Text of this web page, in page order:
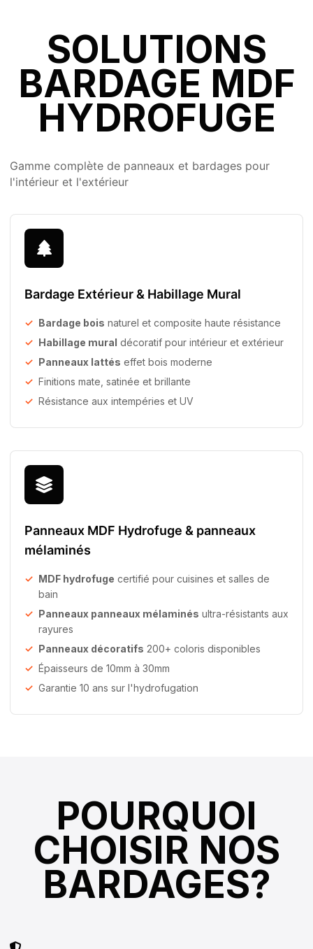
SOLUTIONS
BARDAGE MDF
HYDROFUGE
Gamme complète de panneaux et bardages pour
l'intérieur et l'extérieur
Bardage Extérieur & Habillage Mural
Bardage bois naturel et composite haute résistance
Habillage mural décoratif pour intérieur et extérieur
Panneaux lattés effet bois moderne
Finitions mate, satinée et brillante
Résistance aux intempéries et UV
Panneaux MDF Hydrofuge & panneaux
mélaminés
MDF hydrofuge certifié pour cuisines et salles de
bain
Panneaux panneaux mélaminés ultra-résistants aux
rayures
Panneaux décoratifs 200+ coloris disponibles
Épaisseurs de 10mm à 30mm
Garantie 10 ans sur l'hydrofugation
POURQUOI
CHOISIR NOS
BARDAGES?